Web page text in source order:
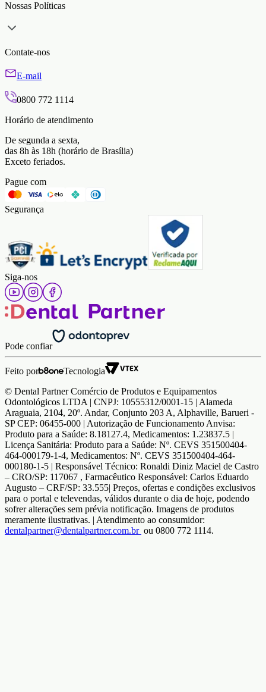
Nossas Políticas
Contate-nos
E-mail
0800 772 1114
Horário de atendimento
De segunda a sexta,
das 8h às 18h (horário de Brasília)
Exceto feriados.
Pague com
Segurança
Siga-nos
Pode confiar
Feito por
Tecnologia
© Dental Partner Comércio de Produtos e Equipamentos
Odontológicos LTDA | CNPJ: 10555312/0001-15 | Alameda
Araguaia, 2104, 20º. Andar, Conjunto 203 A, Alphaville, Barueri -
SP CEP: 06455-000 | Autorização de Funcionamento Anvisa:
Produto para a Saúde: 8.18127.4, Medicamentos: 1.23837.5 |
Licença Sanitária: Produto para a Saúde: Nº. CEVS 351500404-
464-000179-1-4, Medicamentos: Nº. CEVS 351500404-464-
000180-1-5 | Responsável Técnico: Ronaldi Diniz Maciel de Castro
– CRO/SP: 117067 , Farmacêutico Responsável: Carlos Eduardo
Augusto – CRF/SP: 33.555| Preços, ofertas e condições exclusivos
para o portal e televendas, válidos durante o dia de hoje, podendo
sofrer alterações sem prévia notificação. Imagens de produtos
meramente ilustrativas. | Atendimento ao consumidor:
dentalpartner@dentalpartner.com.br ou 0800 772 1114.